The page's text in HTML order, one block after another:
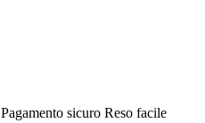
Pagamento sicuro Reso facile